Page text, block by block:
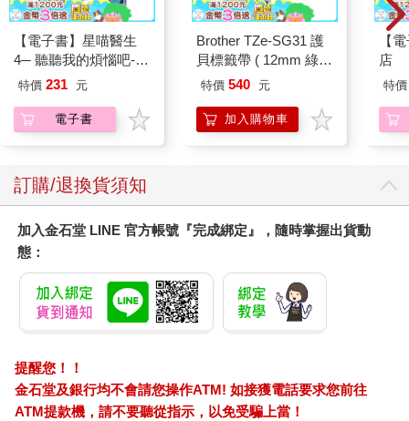
【電子書】星喵醫生
4─ 聽聽我的煩惱吧-假
期挑戰
特價 231 元
電子書
Brother TZe-SG31 護
貝標籤帶 ( 12mm 綠色
SNOOPY )
特價 540 元
加入購物車
【
店
特價
訂購/退換貨須知
加入金石堂 LINE 官方帳號『完成綁定』，隨時掌握出貨動
態：
提醒您！！
金石堂及銀行均不會請您操作ATM! 如接獲電話要求您前往
ATM提款機，請不要聽從指示，以免受騙上當！